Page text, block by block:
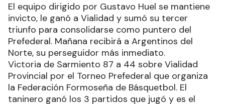
El equipo dirigido por Gustavo Huel se mantiene
invicto, le ganó a Vialidad y sumó su tercer
triunfo para consolidarse como puntero del
Prefederal. Mañana recibirá a Argentinos del
Norte, su perseguidor más inmediato.
Victoria de Sarmiento 87 a 44 sobre Vialidad
Provincial por el Torneo Prefederal que organiza
la Federación Formoseña de Básquetbol. El
taninero ganó los 3 partidos que jugó y es el